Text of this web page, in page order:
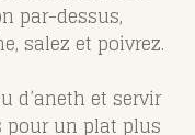
par-dessus,
salez et poivrez.
d’aneth et servir
pour un plat plus